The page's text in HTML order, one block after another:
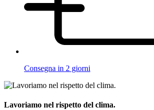
Consegna in 2 giorni
Lavoriamo nel rispetto del clima.